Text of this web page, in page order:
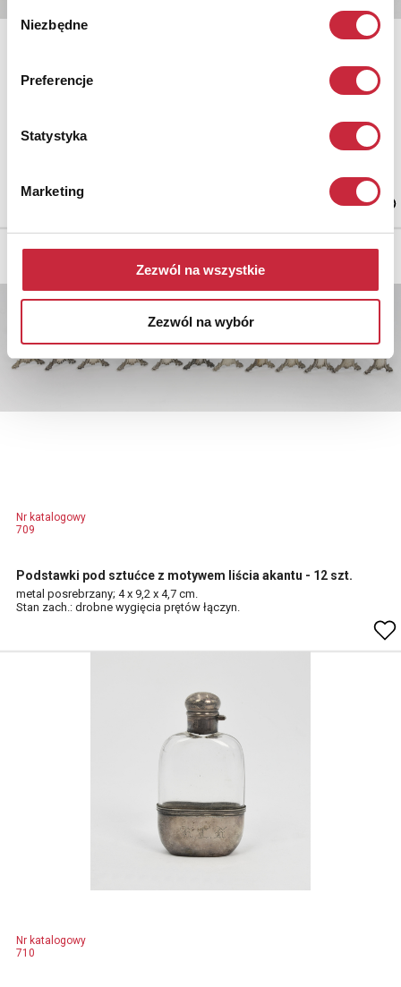
zgody
Niezbędne
Preferencje
Statystyka
Marketing
Zezwól na wszystkie
Zezwól na wybór
Europa Zachodnia, pocz. XX w.
Nr katalogowy
709
Podstawki pod sztućce z motywem liścia akantu - 12 szt.
metal posrebrzany; 4 x 9,2 x 4,7 cm.
Stan zach.: drobne wygięcia prętów łączyn.
Nr katalogowy
710